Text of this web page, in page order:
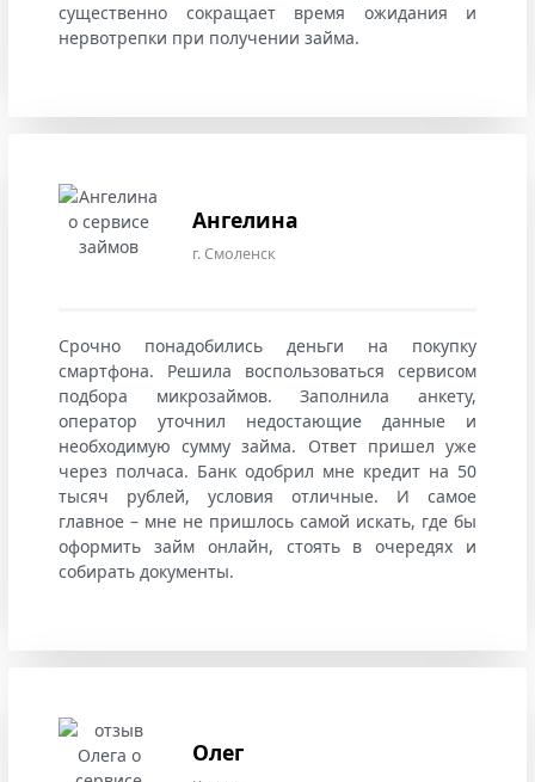
существенно сокращает время ожидания и
нервотрепки при получении займа.
Ангелина
г. Смоленск
Срочно понадобились деньги на покупку
смартфона. Решила воспользоваться сервисом
подбора микрозаймов. Заполнила анкету,
оператор уточнил недостающие данные и
необходимую сумму займа. Ответ пришел уже
через полчаса. Банк одобрил мне кредит на 50
тысяч рублей, условия отличные. И самое
главное – мне не пришлось самой искать, где бы
оформить займ онлайн, стоять в очередях и
собирать документы.
Олег